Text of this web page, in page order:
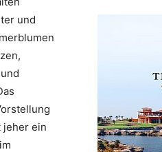
und
jeher ein